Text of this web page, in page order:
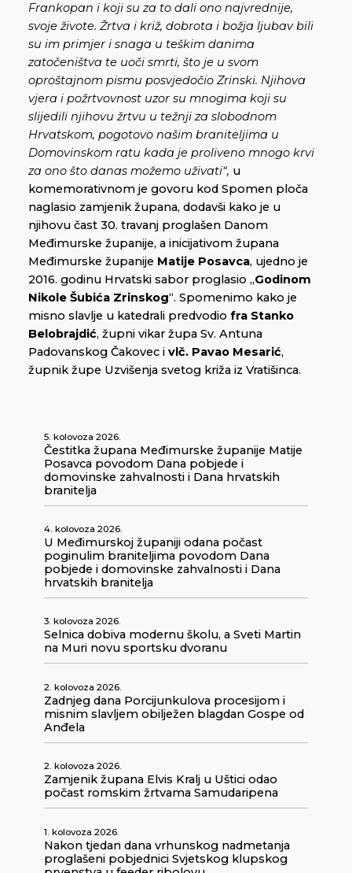
Frankopan i koji su za to dali ono najvrednije,
svoje živote. Žrtva i križ, dobrota i božja ljubav bili
su im primjer i snaga u teškim danima
zatočeništva te uoči smrti, što je u svom
oproštajnom pismu posvjedočio Zrinski. Njihova
vjera i požrtvovnost uzor su mnogima koji su
slijedili njihovu žrtvu u težnji za slobodnom
Hrvatskom, pogotovo našim braniteljima u
Domovinskom ratu kada je proliveno mnogo krvi
za ono što danas možemo uživati“, u
komemorativnom je govoru kod Spomen ploča
naglasio zamjenik župana, dodavši kako je u
njihovu čast 30. travanj proglašen Danom
Međimurske županije, a inicijativom župana
Međimurske županije Matije Posavca, ujedno je
2016. godinu Hrvatski sabor proglasio „Godinom
Nikole Šubića Zrinskog“. Spomenimo kako je
misno slavlje u katedrali predvodio fra Stanko
Belobrajdić, župni vikar župa Sv. Antuna
Padovanskog Čakovec i vlč. Pavao Mesarić,
župnik župe Uzvišenja svetog križa iz Vratišinca.
5. kolovoza 2026.
Čestitka župana Međimurske županije Matije
Posavca povodom Dana pobjede i
domovinske zahvalnosti i Dana hrvatskih
branitelja
4. kolovoza 2026.
U Međimurskoj županiji odana počast
poginulim braniteljima povodom Dana
pobjede i domovinske zahvalnosti i Dana
hrvatskih branitelja
3. kolovoza 2026.
Selnica dobiva modernu školu, a Sveti Martin
na Muri novu sportsku dvoranu
2. kolovoza 2026.
Zadnjeg dana Porcijunkulova procesijom i
misnim slavljem obilježen blagdan Gospe od
Anđela
2. kolovoza 2026.
Zamjenik župana Elvis Kralj u Uštici odao
počast romskim žrtvama Samudaripena
1. kolovoza 2026.
Nakon tjedan dana vrhunskog nadmetanja
proglašeni pobjednici Svjetskog klupskog